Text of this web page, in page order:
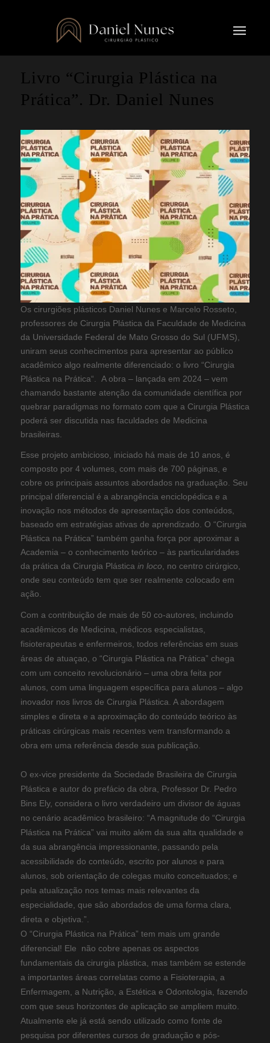
Livro “Cirurgia Plástica na
Prática”. Dr. Daniel Nunes
Os cirurgiões plásticos Daniel Nunes e Marcelo Rosseto,
professores de Cirurgia Plástica da Faculdade de Medicina
da Universidade Federal de Mato Grosso do Sul (UFMS),
uniram seus conhecimentos para apresentar ao público
acadêmico algo realmente diferenciado: o livro “Cirurgia
Plástica na Prática“. A obra – lançada em 2024 – vem
chamando bastante atenção da comunidade científica por
quebrar paradigmas no formato com que a Cirurgia Plástica
poderá ser discutida nas faculdades de Medicina
brasileiras.
Esse projeto ambicioso, iniciado há mais de 10 anos, é
composto por 4 volumes, com mais de 700 páginas, e
cobre os principais assuntos abordados na graduação. Seu
principal diferencial é a abrangência enciclopédica e a
inovação nos métodos de apresentação dos conteúdos,
baseado em estratégias ativas de aprendizado. O “Cirurgia
Plástica na Prática” também ganha força por aproximar a
Academia – o conhecimento teórico – às particularidades
da prática da Cirurgia Plástica in loco, no centro cirúrgico,
onde seu conteúdo tem que ser realmente colocado em
ação.
Com a contribuição de mais de 50 co-autores, incluindo
acadêmicos de Medicina, médicos especialistas,
fisioterapeutas e enfermeiros, todos referências em suas
áreas de atuaçao, o “Cirurgia Plástica na Prática” chega
com um conceito revolucionário – uma obra feita por
alunos, com uma linguagem específica para alunos – algo
inovador nos livros de Cirurgia Plástica. A abordagem
simples e direta e a aproximação do conteúdo teórico às
práticas cirúrgicas mais recentes vem transformando a
obra em uma referência desde sua publicação.
O ex-vice presidente da Sociedade Brasileira de Cirurgia
Plástica e autor do prefácio da obra, Professor Dr. Pedro
Bins Ely, considera o livro verdadeiro um divisor de águas
no cenário acadêmico brasileiro: “A magnitude do “Cirurgia
Plástica na Prática” vai muito além da sua alta qualidade e
da sua abrangência impressionante, passando pela
acessibilidade do conteúdo, escrito por alunos e para
alunos, sob orientação de colegas muito conceituados; e
pela atualização nos temas mais relevantes da
especialidade, que são abordados de uma forma clara,
direta e objetiva.”.
O “Cirurgia Plástica na Prática” tem mais um grande
diferencial! Ele não cobre apenas os aspectos
fundamentais da cirurgia plástica, mas também se estende
a importantes áreas correlatas como a Fisioterapia, a
Enfermagem, a Nutrição, a Estética e Odontologia, fazendo
com que seus horizontes de aplicação se ampliem muito.
Atualmente ele já está sendo utilizado como fonte de
pesquisa por diferentes cursos de graduação e pós-